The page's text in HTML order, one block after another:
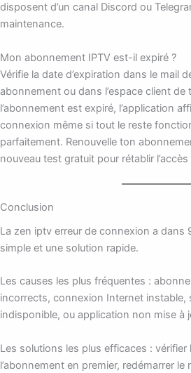
disposent d’un canal Discord ou
maintenance.
Mon abonnement IPTV est-il expiré ?
Vérifie la date d’expiration dans le mail
abonnement ou dans l’espace client de
l’abonnement est expiré, l’application
connexion même si tout le reste
parfaitement. Renouvelle ton
nouveau test gratuit pour rétablir
Conclusion
La zen iptv erreur de connexion a dans
simple et une solution rapide.
Les causes les plus fréquentes :
incorrects, connexion Internet instable,
indisponible, ou application non mise à
Les solutions les plus efficaces : vérifier
l’abonnement en premier, redémarrer